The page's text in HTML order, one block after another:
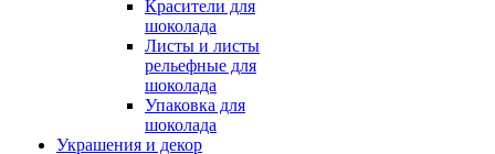
Красители для
шоколада
Листы и листы
рельефные для
шоколада
Упаковка для
шоколада
Украшения и декор